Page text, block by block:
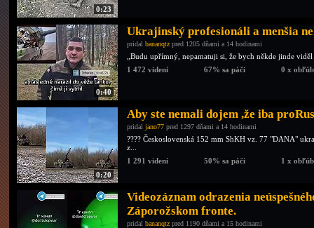
0:23
0:40
Ukrajinský profesionáli a menšia
pridal bananqtz pred 1205 dňami a 14 hodinami
„Budu upřímný, nepamatuji si, že bych někde jinde
1 472 videní
67% sa páči 0 x
0:20
Aby ste nemali dojem ,že iba
pridal jano77 pred 1297 dňami a 14 hodinami
???? Československá 152 mm ShKH vz. 77 "DANA"
z...
1 291 videní
50% sa páči 1 x
Videozáznam odrazenia
Záporožskom fronte.
pridal bananqtz pred 1190 dňami a 15 hodinami